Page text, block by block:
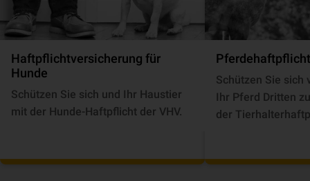
Haft­pflicht­ver­si­che­rung für
Hunde
Schützen Sie sich und Ihr Haustier
mit der Hunde-Haftpflicht der VHV.
Pferde­haft­pflicht
Schützen Sie sich
Ihr Pferd Dritten
der